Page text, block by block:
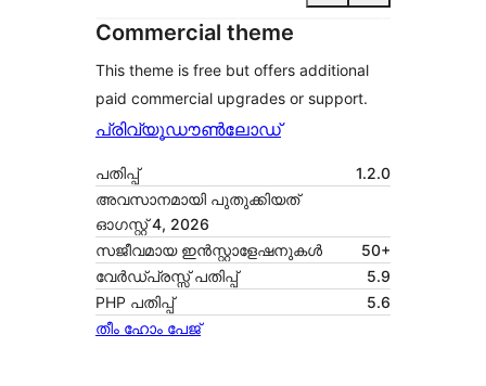
Commercial theme
This theme is free but offers additional
paid commercial upgrades or support.
പ്രിവ്യൂഡൗൺലോഡ്
പതിപ്പ്
1.2.0
അവസാനമായി പുതുക്കിയത്
ഓഗസ്റ്റ്‌ 4, 2026
സജീവമായ ഇൻസ്റ്റാളേഷനുകൾ
50+
വേർഡ്പ്രസ്സ് പതിപ്പ്
5.9
PHP പതിപ്പ്
5.6
തീം ഹോം പേജ്